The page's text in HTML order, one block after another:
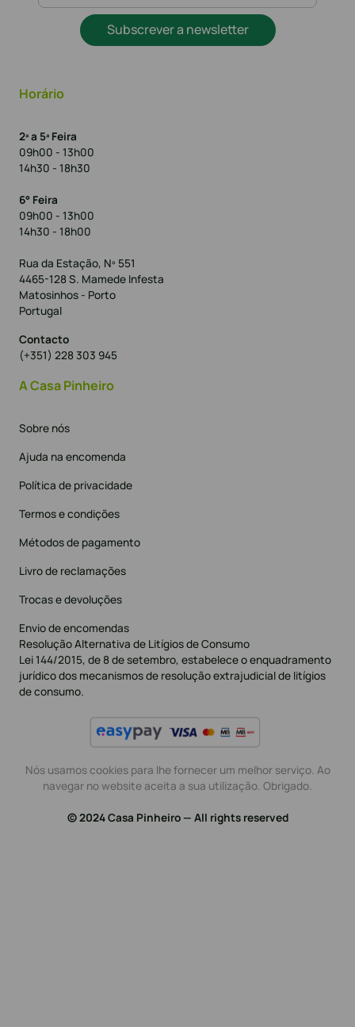
Subscrever a newsletter
Horário
2ª a 5ª Feira
09h00 - 13h00
14h30 - 18h30
6° Feira
09h00 - 13h00
14h30 - 18h00
Rua da Estação, Nº 551
4465-128 S. Mamede Infesta
Matosinhos - Porto
Portugal
Contacto
(+351) 228 303 945
A Casa Pinheiro
Sobre nós
Ajuda na encomenda
Política de privacidade
Termos e condições
Métodos de pagamento
Livro de reclamações
Trocas e devoluções
Envio de encomendas
Resolução Alternativa de Litígios de Consumo
Lei 144/2015, de 8 de setembro, estabelece o enquadramento
jurídico dos mecanismos de resolução extrajudicial de litígios
de consumo.
Nós usamos cookies para lhe fornecer um melhor serviço. Ao
navegar no website aceita a sua utilização. Obrigado.
© 2024 Casa Pinheiro — All rights reserved